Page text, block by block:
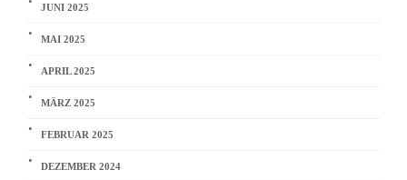
JUNI 2025
MAI 2025
APRIL 2025
MÄRZ 2025
FEBRUAR 2025
DEZEMBER 2024